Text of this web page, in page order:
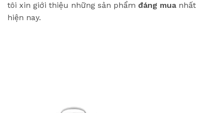
tôi xin giới thiệu những sản phẩm đáng muanhất
hiện nay.